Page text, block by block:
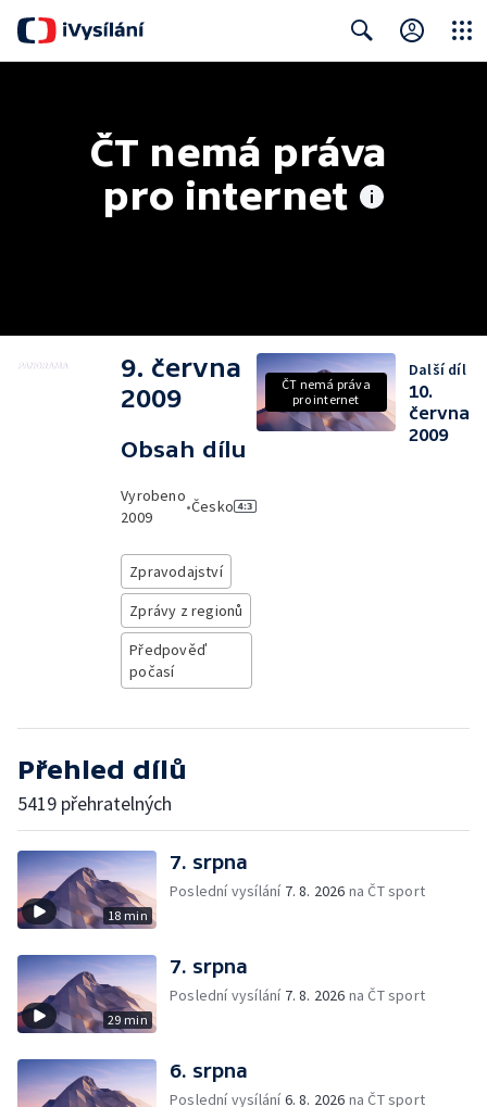
ČT nemá práva
pro internet
9. června
2009
Obsah dílu
Vyrobeno
2009
•Česko
Zpravodajství
Zprávy z regionů
Předpověď
počasí
ČT nemá práva
pro internet
Další díl
10.
června
2009
Přehled dílů
5419 přehratelných
18 min
7. srpna
Poslední vysílání 7. 8. 2026 na ČT sport
29 min
7. srpna
Poslední vysílání 7. 8. 2026 na ČT sport
6. srpna
Poslední vysílání6. 8. 2026 na ČT sport